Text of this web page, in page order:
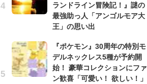
ランドライン冒険記！』謎の
最強助っ人「アンゴルモア大
王」の思い出
『ポケモン』30周年の特別モ
デルネックレス5種が予約開
始！ 豪華コレクションにファ
ン歓喜「可愛い！ 欲しい！」